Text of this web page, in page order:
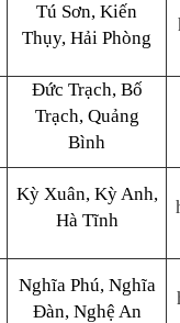
Tú Sơn, Kiến
Thụy, Hải Phòng
Đức Trạch, Bố
Trạch, Quảng
Bình
Kỳ Xuân, Kỳ Anh,
Hà Tĩnh
Nghĩa Phú, Nghĩa
Đàn, Nghệ An